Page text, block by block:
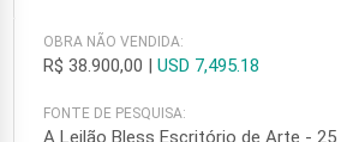
OBRA NÃO VENDIDA:
R$ 38.900,00 |USD 7,495.18
FONTE DE PESQUISA: